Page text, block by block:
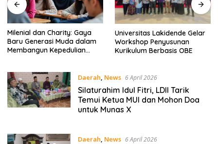
Milenial dan Charity: Gaya
Baru Generasi Muda dalam
Membangun Kepedulian
Universitas Lakidende Gelar
Workshop Penyusunan
Kurikulum Berbasis OBE
Daerah, News 6 April 2026
Silaturahim Idul Fitri, LDII Tarik
Temui Ketua MUI dan Mohon Doa
untuk Munas X
Daerah, News 6 April 2026